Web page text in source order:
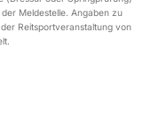
Meldestelle. Angaben zu
Reitsportveranstaltung von